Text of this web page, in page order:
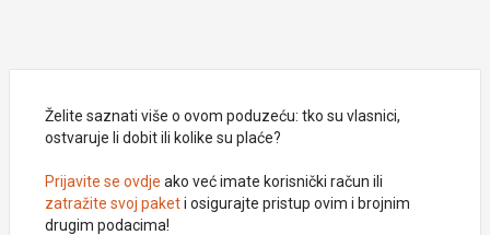
Želite saznati više o ovom poduzeću: tko su vlasnici,
ostvaruje li dobit ili kolike su plaće?
Prijavite se ovdje ako već imate korisnički račun ili
zatražite svoj paketi osigurajte pristup ovim i brojnim
drugim podacima!